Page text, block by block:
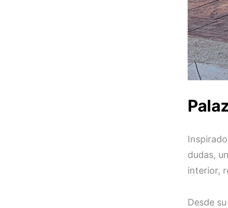
dudas,
interior,
Desde